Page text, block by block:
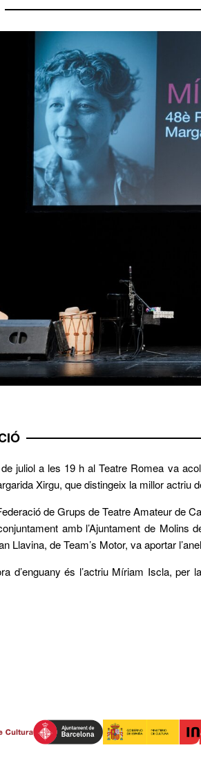
juliol a les 19 h al Teatre Romea va
Xirgu, que distingeix la millor actriu
de Grups de Teatre Amateur de
amb l’Ajuntament de Molins
Llavina, de Team’s Motor, va aportar
d’enguany és l’actriu Míriam Iscla, per